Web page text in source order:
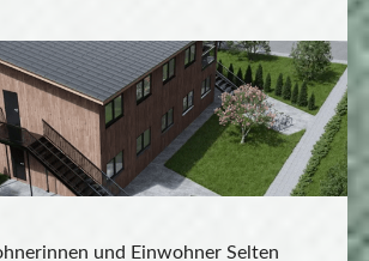
und Einwohner Selten